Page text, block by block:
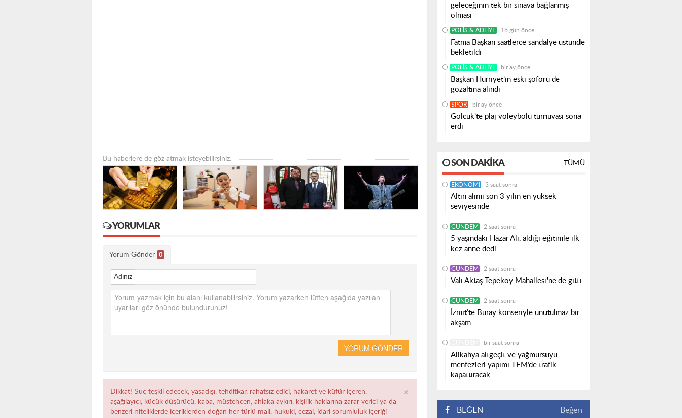
Bu haberlere de göz atmak isteyebilirsiniz.
YORUMLAR
Yorum Gönder 0
Adınız
YORUM GÖNDER
×
Dikkat! Suç teşkil edecek, yasadışı, tehditkar, rahatsız edici, hakaret ve küfür içeren,
aşağılayıcı, küçük düşürücü, kaba, müstehcen, ahlaka aykırı, kişilik haklarına zarar verici ya da
benzeri niteliklerde içeriklerden doğan her türlü mali, hukuki, cezai, idari sorumluluk içeriği
geleceğinin tek bir sınava bağlanmış
olması
POLIS & ADLIYE 16 gün önce
Fatma Başkan saatlerce sandalye üstünde
bekletildi
POLIS & ADLIYE bir ay önce
Başkan Hürriyet’in eski şoförü de
gözaltına alındı
SPOR bir ay önce
Gölcük’te plaj voleybolu turnuvası sona
erdi
SON DAKIKA TÜMÜ
EKONOMI 3 saat sonra
Altın alımı son 3 yılın en yüksek
seviyesinde
GÜNDEM 2 saat sonra
5 yaşındaki Hazar Ali, aldığı eğitimle ilk
kez anne dedi
GÜNDEM 2 saat sonra
Vali Aktaş Tepeköy Mahallesi'ne de gitti
GÜNDEM 2 saat sonra
İzmit’te Buray konseriyle unutulmaz bir
akşam
bir saat sonra
Alikahya altgeçit ve yağmursuyu
menfezleri yapımı TEM’de trafik
kapattıracak
BEĞEN Beğen